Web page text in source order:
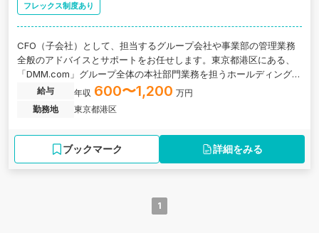
フレックス制度あり
CFO（子会社）として、担当するグループ会社や事業部の管理業務
全般のアドバイスとサポートをお任せします。東京都港区にある、
「DMM.com」グループ全体の本社部門業務を担うホールディングス
企業の求人です。
給与 年収 600〜1,200 万円
勤務地
東京都港区
ブックマーク 詳細をみる
1